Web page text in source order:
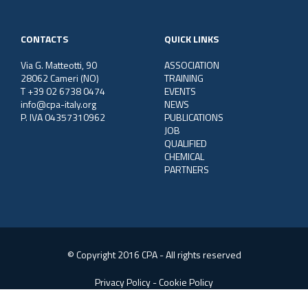
CONTACTS
Via G. Matteotti, 90
28062 Cameri (NO)
T +39 02 6738 0474
info@cpa-italy.org
P. IVA 04357310962
QUICK LINKS
ASSOCIATION
TRAINING
EVENTS
NEWS
PUBLICATIONS
JOB
QUALIFIED
CHEMICAL
PARTNERS
© Copyright 2016 CPA - All rights reserved
Privacy Policy-Cookie Policy